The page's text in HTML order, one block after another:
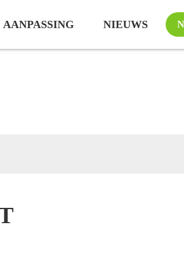
AANPASSING NIEUWS